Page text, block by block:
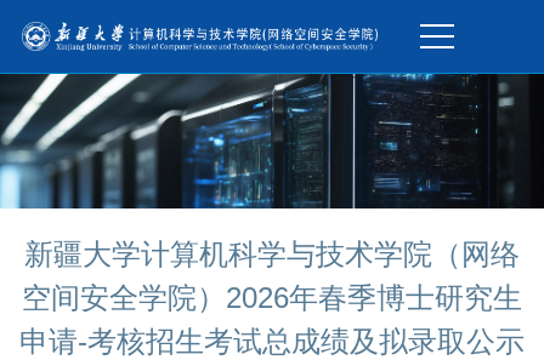
新疆大学计算机科学与技术学院（网络
空间安全学院）2026年春季博士研究生
申请-考核招生考试总成绩及拟录取公示